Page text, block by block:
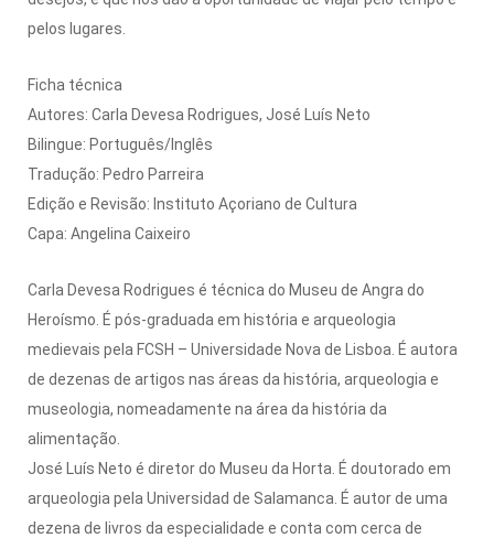
pelos lugares.
Ficha técnica
Autores: Carla Devesa Rodrigues, José Luís Neto
Bilingue: Português/Inglês
Tradução: Pedro Parreira
Edição e Revisão: Instituto Açoriano de Cultura
Capa: Angelina Caixeiro
Carla Devesa Rodrigues é técnica do Museu de Angra do
Heroísmo. É pós-graduada em história e arqueologia
medievais pela FCSH – Universidade Nova de Lisboa. É autora
de dezenas de artigos nas áreas da história, arqueologia e
museologia, nomeadamente na área da história da
alimentação.
José Luís Neto é diretor do Museu da Horta. É doutorado em
arqueologia pela Universidad de Salamanca. É autor de uma
dezena de livros da especialidade e conta com cerca de